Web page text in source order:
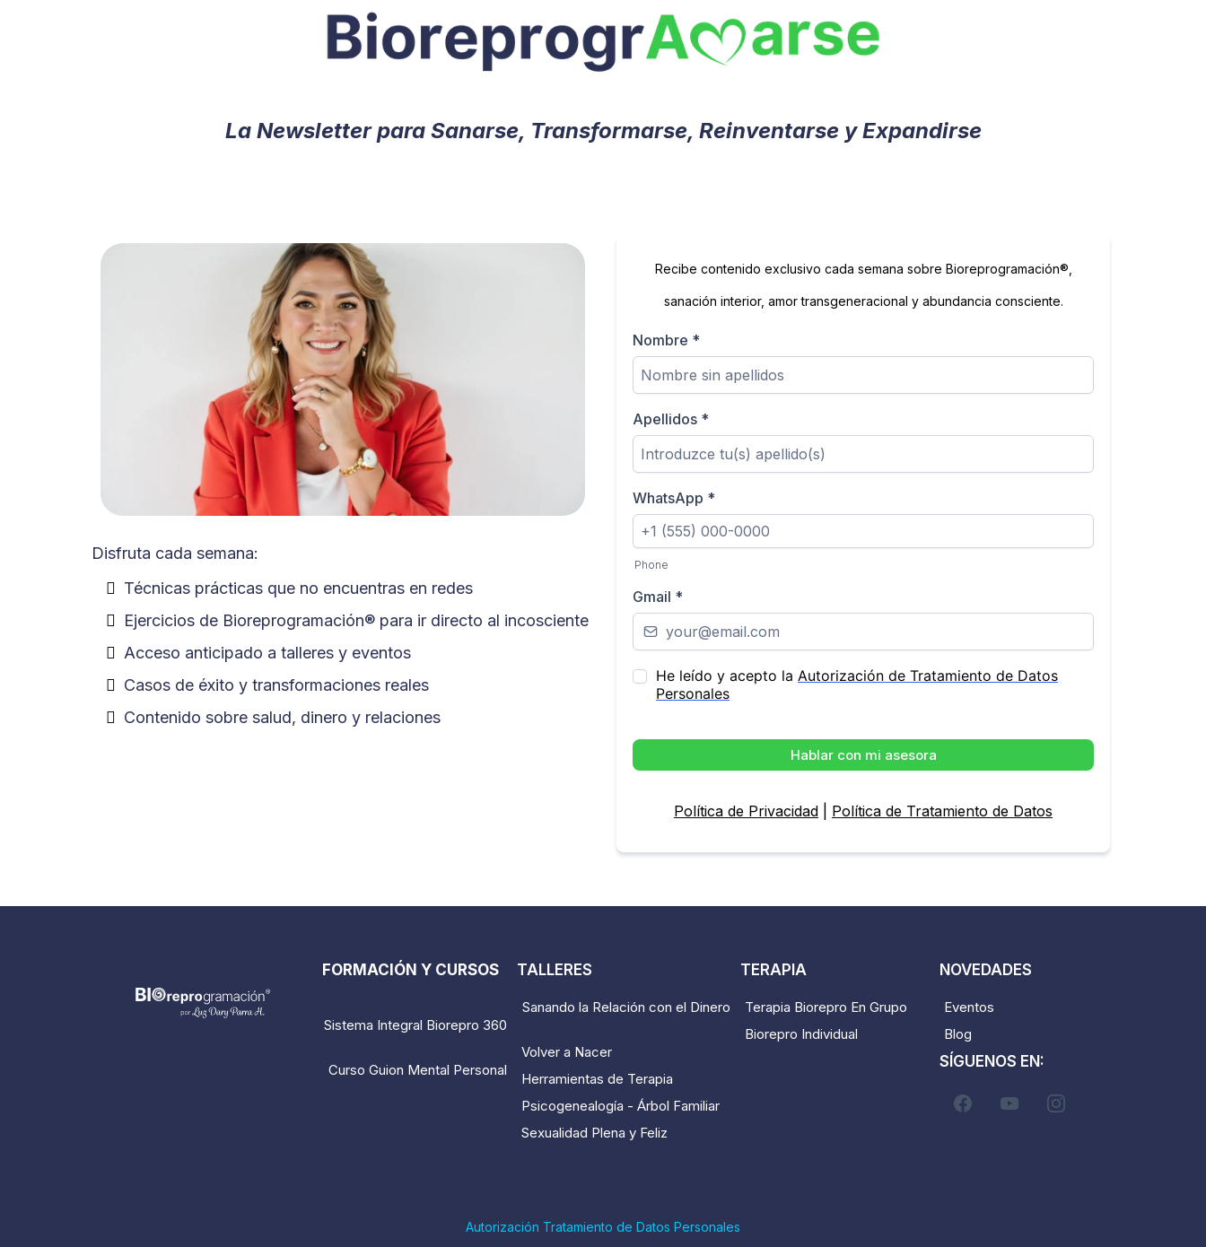
La Newsletter para Sanarse, Transformarse, Reinventarse y Expandirse
Disfruta cada semana:
Técnicas prácticas que no encuentras en redes
Ejercicios de Bioreprogramación® para ir directo al incosciente
Acceso anticipado a talleres y eventos
Casos de éxito y transformaciones reales
Contenido sobre salud, dinero y relaciones
Recibe contenido exclusivo cada semana sobre Bioreprogramación®,
sanación interior, amor transgeneracional y abundancia consciente.
Nombre *
Apellidos *
WhatsApp *
Phone
Gmail *
He leído y acepto la Autorización de Tratamiento de Datos
Personales
Hablar con mi asesora
Política de Privacidad Política de Tratamiento de Datos
FORMACIÓN Y CURSOS
Sistema Integral Biorepro 360
Curso Guion Mental Personal
TALLERES
Sanando la Relación con el Dinero
Volver a Nacer
Herramientas de Terapia
Psicogenealogía - Árbol Familiar
Sexualidad Plena y Feliz
TERAPIA
Terapia Biorepro En Grupo
Biorepro Individual
NOVEDADES
Eventos
Blog
SÍGUENOS EN:
Autorización Tratamiento de Datos Personales